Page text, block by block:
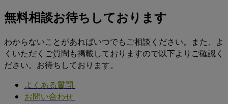
無料相談お待ちしております
わからないことがあればいつでもご相談ください。また、よ
くいただくご質問も掲載しておりますので以下よりご確認く
ださい。お待ちしております。
よくある質問
お問い合わせ